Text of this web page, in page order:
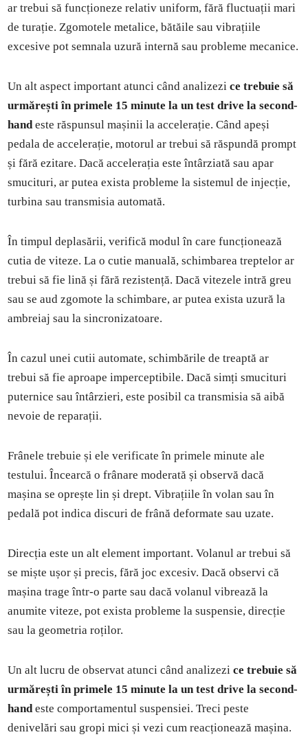
ar trebui să funcționeze relativ uniform, fără fluctuații mari
de turație. Zgomotele metalice, bătăile sau vibrațiile
excesive pot semnala uzură internă sau probleme mecanice.
Un alt aspect important atunci când analizezice trebuie să
urmărești în primele 15 minute la un test drive la second-
hand este răspunsul mașinii la accelerație. Când apeși
pedala de accelerație, motorul ar trebui să răspundă prompt
și fără ezitare. Dacă accelerația este întârziată sau apar
smucituri, ar putea exista probleme la sistemul de injecție,
turbina sau transmisia automată.
În timpul deplasării, verifică modul în care funcționează
cutia de viteze. La o cutie manuală, schimbarea treptelor ar
trebui să fie lină și fără rezistență. Dacă vitezele intră greu
sau se aud zgomote la schimbare, ar putea exista uzură la
ambreiaj sau la sincronizatoare.
În cazul unei cutii automate, schimbările de treaptă ar
trebui să fie aproape imperceptibile. Dacă simți smucituri
puternice sau întârzieri, este posibil ca transmisia să aibă
nevoie de reparații.
Frânele trebuie și ele verificate în primele minute ale
testului. Încearcă o frânare moderată și observă dacă
mașina se oprește lin și drept. Vibrațiile în volan sau în
pedală pot indica discuri de frână deformate sau uzate.
Direcția este un alt element important. Volanul ar trebui să
se miște ușor și precis, fără joc excesiv. Dacă observi că
mașina trage într-o parte sau dacă volanul vibrează la
anumite viteze, pot exista probleme la suspensie, direcție
sau la geometria roților.
Un alt lucru de observat atunci când analizezice trebuie să
urmărești în primele 15 minute la un test drive la second-
hand este comportamentul suspensiei. Treci peste
denivelări sau gropi mici și vezi cum reacționează mașina.